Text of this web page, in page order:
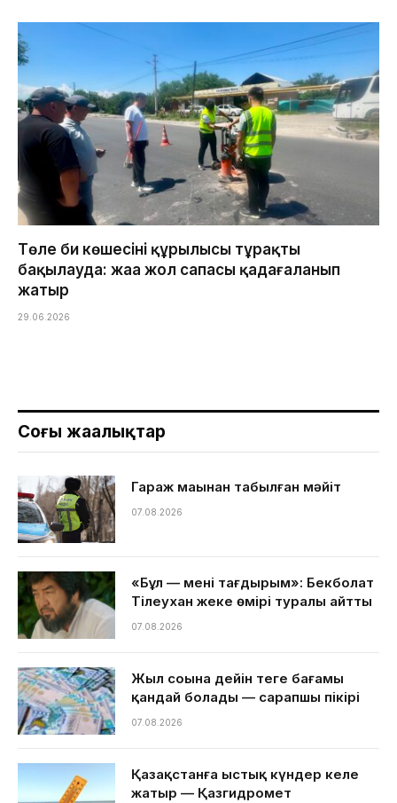
Төле би көшесінің құрылысы тұрақты
бақылауда: жаңа жол сапасы қадағаланып
жатыр
29.06.2026
Соңғы жаңалықтар
Гараж маңынан табылған мәйіт
07.08.2026
«Бұл — менің тағдырым»: Бекболат
Тілеухан жеке өмірі туралы айтты
07.08.2026
Жыл соңына дейін теңге бағамы
қандай болады — сарапшы пікірі
07.08.2026
Қазақстанға ыстық күндер келе
жатыр — Қазгидромет